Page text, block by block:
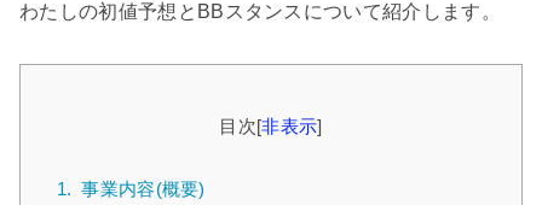
わたしの初値予想とBBスタンスについて紹介します。
目次[非表示]
1. 事業内容(概要)